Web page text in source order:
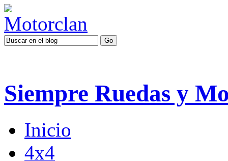
Siempre Ruedas y
Inicio
4x4